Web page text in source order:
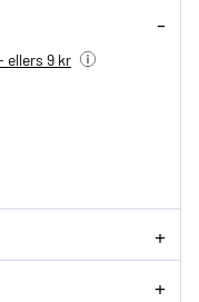
ellers 9 kr